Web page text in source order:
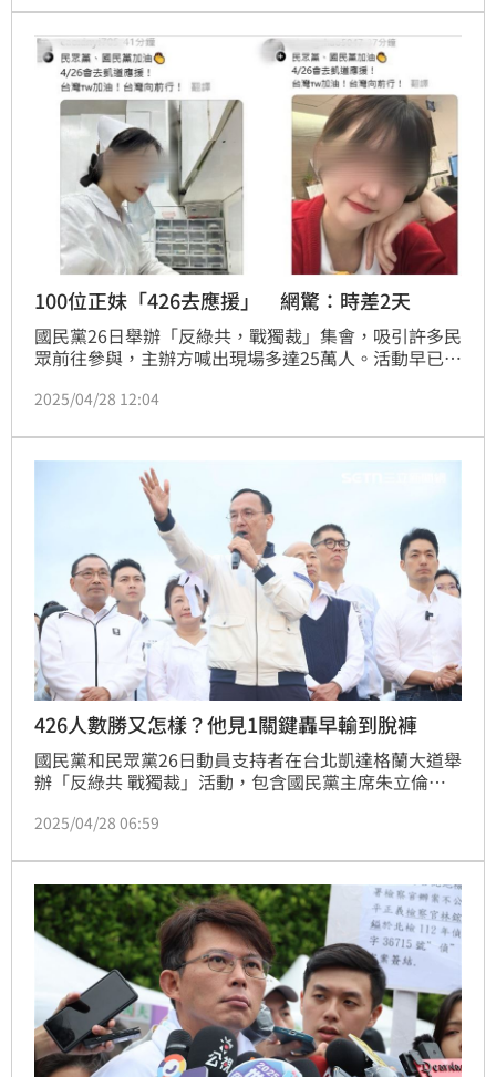
得通，因為國民黨的場子，為何要讓前第三夫人上台講
話。
100位正妹「426去應援」 網驚：時差2天
國民黨26日舉辦「反綠共，戰獨裁」集會，吸引許多民
眾前往參與，主辦方喊出現場多達25萬人。活動早已落
洗版，而且貼文都一模一樣，不少網友傻眼：「時空錯
民進黨發言人卓冠廷PO文，桃園市議員黃瓊慧也留言
討論。
2025/04/28 12:04
426人數勝又怎樣？他見1關鍵轟早輸到脫褲
國民黨和民眾黨26日動員支持者在台北凱達格蘭大道舉
辦「反綠共 戰獨裁」活動，包含國民黨主席朱立倫、
場上較勁，主辦方更宣稱現場破25萬人，支持者對人數
過，媒體人陳揮文忍不住吐槽國民黨需靠民眾黨一起動
員撐場早已是「輸到脫褲」。
2025/04/28 06:59